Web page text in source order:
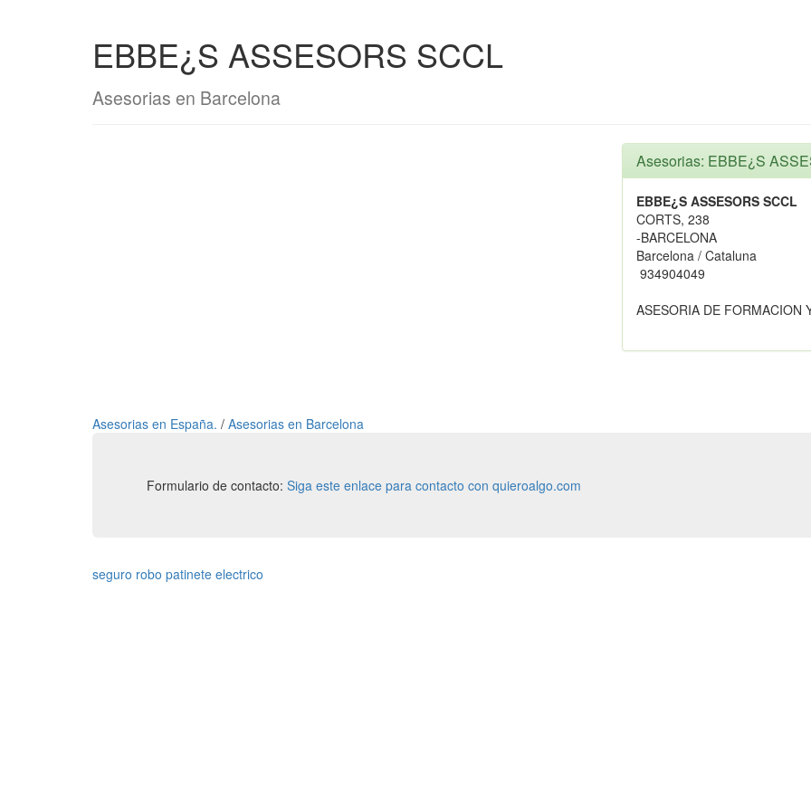
EBBE¿S ASSESORS SCCL
Asesorias en Barcelona
Asesorias: EBBE¿S
EBBE¿S ASSESORS SCCL
CORTS, 238
-BARCELONA
Barcelona / Cataluna
934904049
ASESORIA DE FORMACION
Asesorias en España. / Asesorias en Barcelona
Formulario de contacto: Siga este enlace para contacto con quieroalgo.com
seguro robo patinete electrico